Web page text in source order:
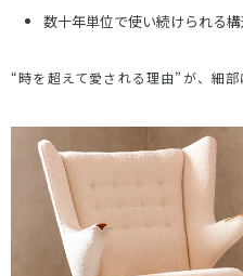
数十年単位で使い続けられる
“時を超えて愛される理由”が、細部